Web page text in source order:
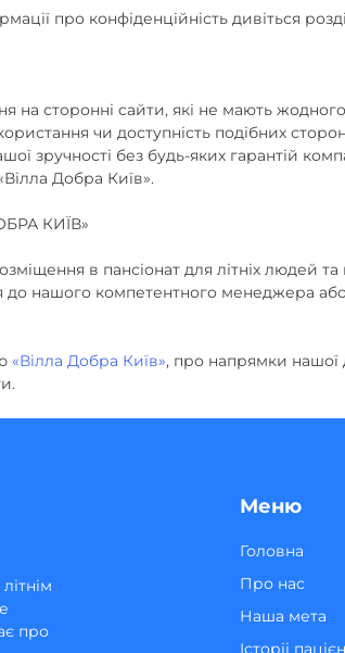
про конфіденційність дивіться
на сторонні сайти, які не мають
чи доступність подібних
зручності без будь-яких гарантій
Добра Київ».
КИЇВ»
в пансіонат для літніх людей та
до нашого компетентного менеджера
«Вілла Добра Київ», про напрямки нашої
про
Меню
Головна
Про нас
Наша мета
Історіі